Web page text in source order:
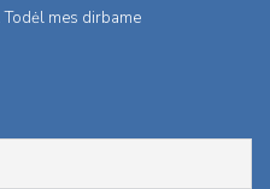
mes dirbame